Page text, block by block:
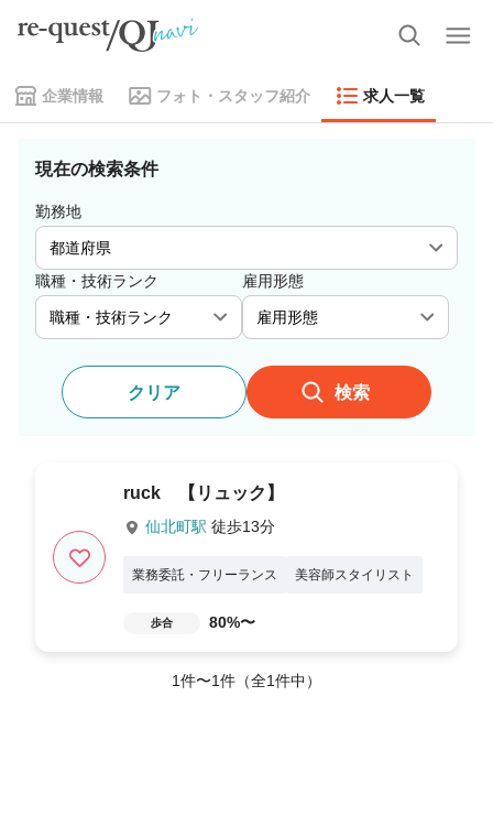
企業情報 フォト・スタッフ紹介 求人一覧
現在の検索条件
勤務地
職種・技術ランク 雇用形態
クリア 検索
ruck 【リュック】
仙北町駅 徒歩13分
業務委託・フリーランス 美容師スタイリスト
歩合 80%〜
1件〜1件（全1件中）